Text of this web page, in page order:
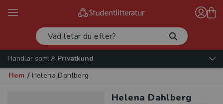
Handlar som:
Privatkund
Hem / Helena Dahlberg
Helena Dahlberg